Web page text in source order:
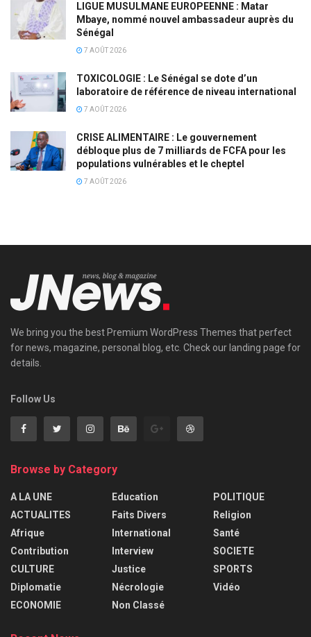
LIGUE MUSULMANE EUROPEENNE : Matar
Mbaye, nommé nouvel ambassadeur auprès du
Sénégal
7 AOÛT 2026
TOXICOLOGIE : Le Sénégal se dote d’un
laboratoire de référence de niveau international
7 AOÛT 2026
CRISE ALIMENTAIRE : Le gouvernement
débloque plus de 7 milliards de FCFA pour les
populations vulnérables et le cheptel
7 AOÛT 2026
We bring you the best Premium WordPress Themes that perfect
for news, magazine, personal blog, etc. Check our landing page for
details.
Follow Us
Browse by Category
A LA UNE
ACTUALITES
Afrique
Contribution
CULTURE
Diplomatie
ECONOMIE
Education
Faits Divers
International
Interview
Justice
Nécrologie
Non Classé
POLITIQUE
Religion
Santé
SOCIETE
SPORTS
Vidéo